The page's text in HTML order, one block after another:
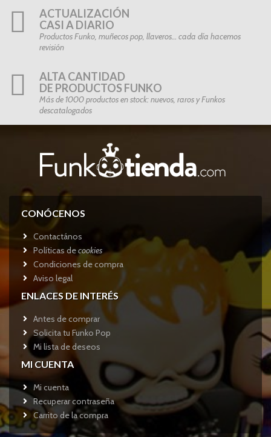
ACTUALIZACIÓN
CASI A DIARIO
Productos Funko, muñecos pop, llaveros… cada día hacemos
revisión
ALTA CANTIDAD
DE PRODUCTOS FUNKO
Más de 1000 productos en stock: nuevos, raros y Funkos
descatalogados
CONÓCENOS
Contactános
Políticas decookies
Condiciones de compra
Aviso legal
ENLACES DE INTERÉS
Antes de comprar
Solicita tu Funko Pop
Mi lista de deseos
MI CUENTA
Mi cuenta
Recuperar contraseña
Carrito de la compra